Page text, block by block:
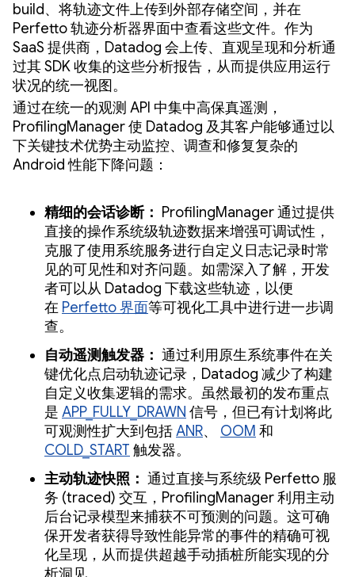
build、将轨迹文件上传到外部存储空间，并在
Perfetto 轨迹分析器界面中查看这些文件。作为
SaaS 提供商，Datadog 会上传、直观呈现和分析通
过其 SDK 收集的这些分析报告，从而提供应用运行
状况的统一视图。
通过在统一的观测 API 中集中高保真遥测，
ProfilingManager 使 Datadog 及其客户能够通过以
下关键技术优势主动监控、调查和修复复杂的
Android 性能下降问题：
精细的会话诊断： ProfilingManager 通过提供
直接的操作系统级轨迹数据来增强可调试性，
克服了使用系统服务进行自定义日志记录时常
见的可见性和对齐问题。如需深入了解，开发
者可以从 Datadog 下载这些轨迹，以便
在 Perfetto 界面等可视化工具中进行进一步调
查。
自动遥测触发器： 通过利用原生系统事件在关
键优化点启动轨迹记录，Datadog 减少了构建
自定义收集逻辑的需求。虽然最初的发布重点
是 APP_FULLY_DRAWN 信号，但已有计划将此
可观测性扩大到包括ANR、 OOM 和
COLD_START 触发器。
主动轨迹快照： 通过直接与系统级 Perfetto 服
务 (traced) 交互，ProfilingManager 利用主动
后台记录模型来捕获不可预测的问题。这可确
保开发者获得导致性能异常的事件的精确可视
化呈现，从而提供超越手动插桩所能实现的分